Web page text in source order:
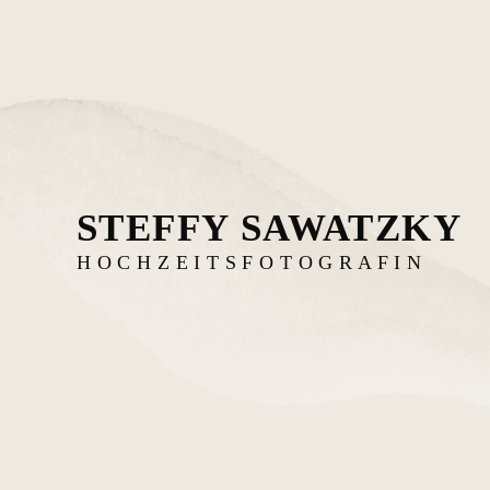
STEFFY SAWATZKY
H O C H Z E I T S F O T O G R A F I N